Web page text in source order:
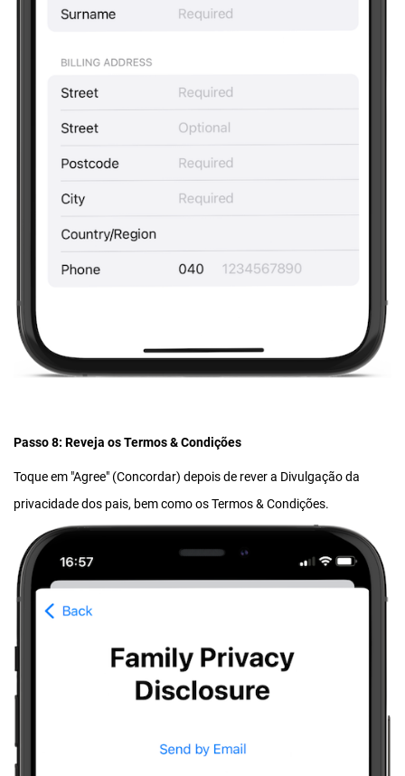
Passo 8: Reveja os Termos & Condições
Toque em "Agree" (Concordar) depois de rever a Divulgação da
privacidade dos pais, bem como os Termos & Condições.